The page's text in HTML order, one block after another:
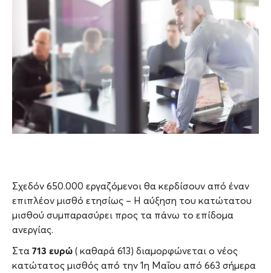
Σχεδόν 650.000 εργαζόμενοι θα κερδίσουν από έναν
επιπλέον μισθό ετησίως – Η αύξηση του κατώτατου
μισθού συμπαρασύρει προς τα πάνω το επίδομα
ανεργίας.
Στα 713 ευρώ ( καθαρά 613) διαμορφώνεται ο νέος
κατώτατος μισθός από την 1η Μαΐου από 663 σήμερα